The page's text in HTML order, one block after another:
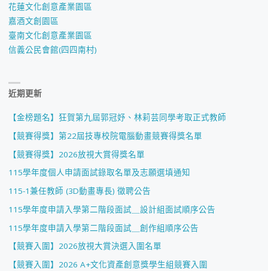
花蓮文化創意產業園區
嘉酒文創園區
臺南文化創意產業園區
信義公民會館(四四南村)
近期更新
【金榜題名】狂賀第九屆郭冠妤、林莉芸同學考取正式教師
【競賽得獎】第22屆技專校院電腦動畫競賽得獎名單
【競賽得獎】2026放視大賞得獎名單
115學年度個人申請面試錄取名單及志願選填通知
115-1兼任教師 (3D動畫專長) 徵聘公告
115學年度申請入學第二階段面試＿設計組面試順序公告
115學年度申請入學第二階段面試＿創作組順序公告
【競賽入圍】2026放視大賞決選入圍名單
【競賽入圍】2026 A+文化資產創意獎學生組競賽入圍